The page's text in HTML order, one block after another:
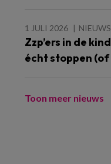
1 JULI 2026 NIEUWS
Zzp’ers in de
écht stoppen
Toon meer nieuws